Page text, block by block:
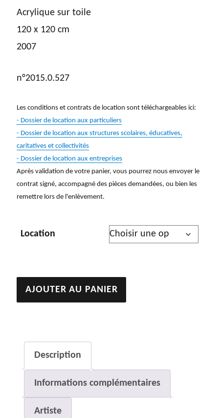
Acrylique sur toile
120 x 120 cm
2007
n°2015.0.527
Les conditions et contrats de location sont téléchargeables ici:
- Dossier de location aux particuliers
- Dossier de location aux structures scolaires, éducatives,
caritatives et collectivités
- Dossier de location aux entreprises
Après validation de votre panier, vous pourrez nous envoyer le
contrat signé, accompagné des pièces demandées, ou bien les
remettre lors de l'enlèvement.
Location
quantité
de
les
chats
AJOUTER AU PANIER
Description
Informations complémentaires
Artiste